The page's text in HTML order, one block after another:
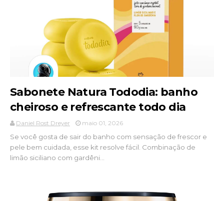
Sabonete Natura Tododia: banho
cheiroso e refrescante todo dia
Daniel Rost Dreyer maio 01, 2026
Se você gosta de sair do banho com sensação de frescor e
pele bem cuidada, esse kit resolve fácil. Combinação de
limão siciliano com gardêni...